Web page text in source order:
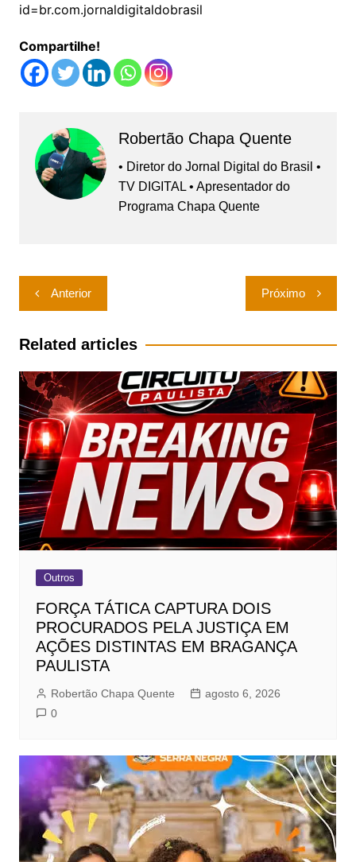
id=br.com.jornaldigitaldobrasil
Compartilhe!
Robertão Chapa Quente
• Diretor do Jornal Digital do Brasil •
TV DIGITAL • Apresentador do
Programa Chapa Quente
Navegação
de
Post
Anterior Próximo
Related articles
Outros
FORÇA TÁTICA CAPTURA DOIS
PROCURADOS PELA JUSTIÇA EM
AÇÕES DISTINTAS EM BRAGANÇA
PAULISTA
Robertão Chapa Quente
agosto 6, 2026
0